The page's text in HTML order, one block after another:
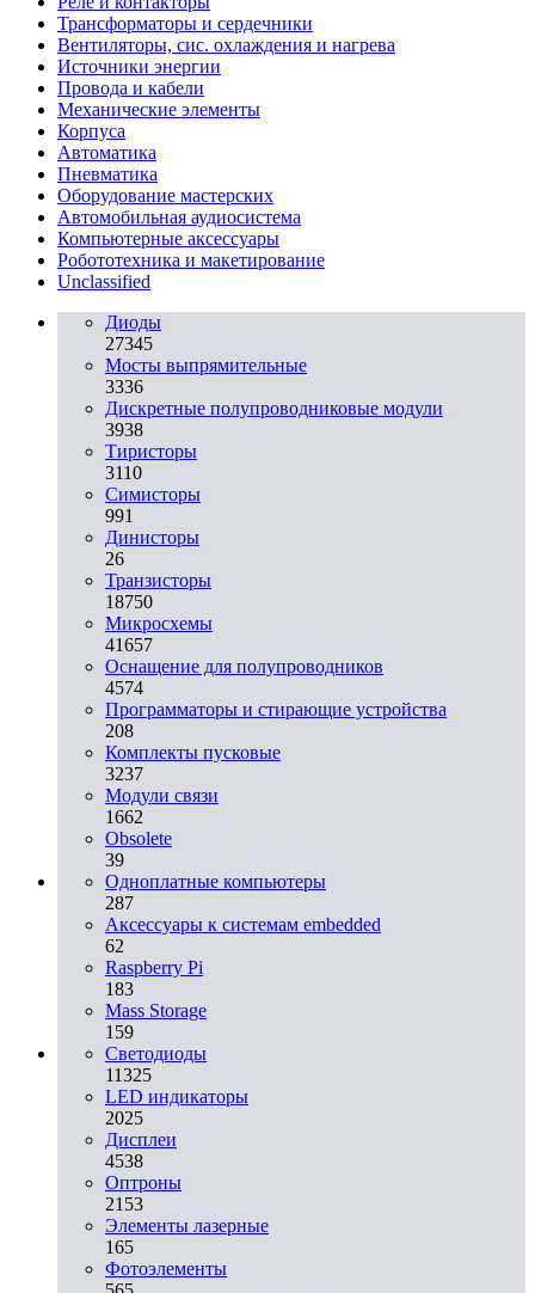
Трансформаторы и сердечники
Вентиляторы, сис. охлаждения и нагрева
Источники энергии
Провода и кабели
Механические элементы
Корпуса
Автоматика
Пневматика
Оборудование мастерских
Автомобильная аудиосистема
Компьютерные аксессуары
Робототехника и макетирование
Unclassified
Диоды
27345
Мосты выпрямительные
3336
Дискретные полупроводниковые модули
3938
Тиристоры
3110
Симисторы
991
Динисторы
26
Транзисторы
18750
Микросхемы
41657
Оснащение для полупроводников
4574
Программаторы и стирающие устройства
208
Комплекты пусковые
3237
Модули связи
1662
Obsolete
39
Одноплатные компьютеры
287
Аксессуары к системам embedded
62
Raspberry Pi
183
Mass Storage
159
Светодиоды
11325
LED индикаторы
2025
Дисплеи
4538
Оптроны
2153
Элементы лазерные
165
Фотоэлементы